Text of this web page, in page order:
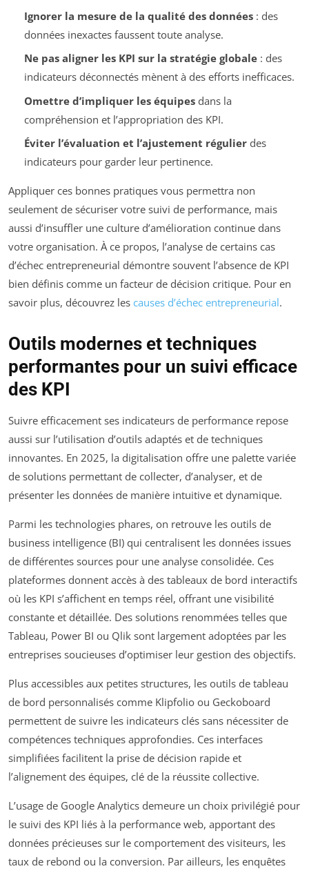
Ignorer la mesure de la qualité des données: des
données inexactes faussent toute analyse.
Ne pas aligner les KPI sur la stratégie globale: des
indicateurs déconnectés mènent à des efforts inefficaces.
Omettre d’impliquer les équipesdans la
compréhension et l’appropriation des KPI.
Éviter l’évaluation et l’ajustement régulierdes
indicateurs pour garder leur pertinence.
Appliquer ces bonnes pratiques vous permettra non
seulement de sécuriser votre suivi de performance, mais
aussi d’insuffler une culture d’amélioration continue dans
votre organisation. À ce propos, l’analyse de certains cas
d’échec entrepreneurial démontre souvent l’absence de KPI
bien définis comme un facteur de décision critique. Pour en
savoir plus, découvrez les causes d’échec entrepreneurial.
Outils modernes et techniques
performantes pour un suivi efficace
des KPI
Suivre efficacement ses indicateurs de performance repose
aussi sur l’utilisation d’outils adaptés et de techniques
innovantes. En 2025, la digitalisation offre une palette variée
de solutions permettant de collecter, d’analyser, et de
présenter les données de manière intuitive et dynamique.
Parmi les technologies phares, on retrouve les outils de
business intelligence (BI) qui centralisent les données issues
de différentes sources pour une analyse consolidée. Ces
plateformes donnent accès à des tableaux de bord interactifs
où les KPI s’affichent en temps réel, offrant une visibilité
constante et détaillée. Des solutions renommées telles que
Tableau, Power BI ou Qlik sont largement adoptées par les
entreprises soucieuses d’optimiser leur gestion des objectifs.
Plus accessibles aux petites structures, les outils de tableau
de bord personnalisés comme Klipfolio ou Geckoboard
permettent de suivre les indicateurs clés sans nécessiter de
compétences techniques approfondies. Ces interfaces
simplifiées facilitent la prise de décision rapide et
l’alignement des équipes, clé de la réussite collective.
L’usage de Google Analytics demeure un choix privilégié pour
le suivi des KPI liés à la performance web, apportant des
données précieuses sur le comportement des visiteurs, les
taux de rebond ou la conversion. Par ailleurs, les enquêtes